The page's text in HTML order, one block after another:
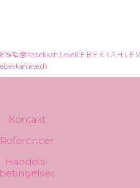
Kontakt
Referencer
Handels-
betingelser